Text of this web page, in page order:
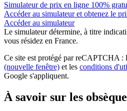
Simulateur de prix en ligne 100%
Accéder au simulateur et obtenez le
Accéder au simulateur
Le simulateurdétermine, à titre
vous résidez en France.
Ce site est protégé par reCAPTCHA :
(nouvelle fenêtre) et les conditions
Google s'appliquent.
À savoir sur les